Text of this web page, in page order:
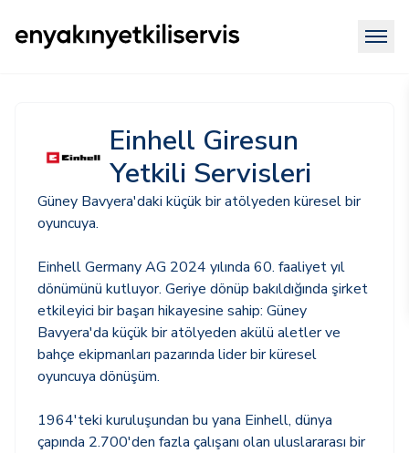
Einhell Giresun
Yetkili Servisleri
Güney Bavyera'daki küçük bir atölyeden küresel bir
oyuncuya.
Einhell Germany AG 2024 yılında 60. faaliyet yıl
dönümünü kutluyor. Geriye dönüp bakıldığında şirket
etkileyici bir başarı hikayesine sahip: Güney
Bavyera'da küçük bir atölyeden akülü aletler ve
bahçe ekipmanları pazarında lider bir küresel
oyuncuya dönüşüm.
1964'teki kuruluşundan bu yana Einhell, dünya
çapında 2.700'den fazla çalışanı olan uluslararası bir